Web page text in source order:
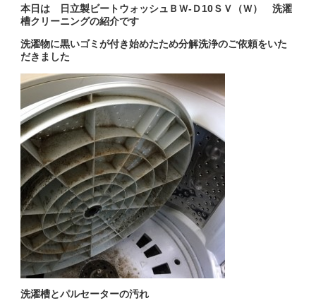
本日は 日立製ビートウォッシュＢＷ-Ｄ10ＳＶ（Ｗ） 洗濯
槽クリーニングの紹介です
洗濯物に黒いゴミが付き始めたため分解洗浄のご依頼をいた
だきました
洗濯槽とパルセーターの汚れ